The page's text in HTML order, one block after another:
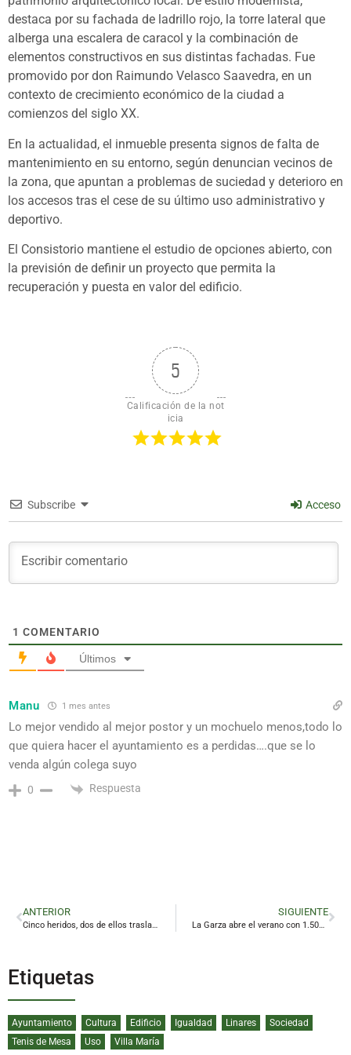
destaca por su fachada de ladrillo rojo, la torre lateral que
alberga una escalera de caracol y la combinación de
elementos constructivos en sus distintas fachadas. Fue
promovido por don Raimundo Velasco Saavedra, en un
contexto de crecimiento económico de la ciudad a
comienzos del siglo XX.
En la actualidad, el inmueble presenta signos de falta de
mantenimiento en su entorno, según denuncian vecinos de
la zona, que apuntan a problemas de suciedad y deterioro en
los accesos tras el cese de su último uso administrativo y
deportivo.
El Consistorio mantiene el estudio de opciones abierto, con
la previsión de definir un proyecto que permita la
recuperación y puesta en valor del edificio.
5
Calificación de la not
icia
Subscribe Acceso
1 COMENTARIO
Últimos
Manu 1 mes antes
Lo mejor vendido al mejor postor y un mochuelo menos,todo lo
que quiera hacer el ayuntamiento es a perdidas….que se lo
venda algún colega suyo
0 Respuesta
ANTERIOR
Cinco heridos, dos de ellos trasladados en UVI móvil, tras una colisión frontal en Linares
SIGUIENTE
La Garza abre el verano con 1.500 usuarios abonados y actividad a pleno rendimiento
Etiquetas
Ayuntamiento Cultura Edificio Igualdad Linares
Sociedad
Tenis de Mesa
Uso Villa María